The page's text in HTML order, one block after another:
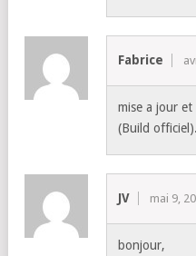
Fabrice
mise a jour
(Build officiel).
JV mai 9,
bonjour,